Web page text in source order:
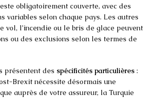
obligatoirement couverte, avec des
variables selon chaque pays. Les autres
vol, l’incendie ou le bris de glace peuvent
ou des exclusions selon les termes de
présentent des spécificités particulières :
Brexit nécessite désormais une
auprès de votre assureur, la Turquie